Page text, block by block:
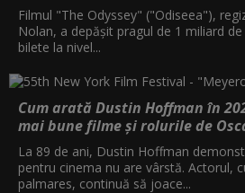
Filmul "The Odyssey" ("Odiseea"),
Nolan, a depăşit pragul de 1 miliard
bilete la nivel...
Cum arată Dustin Hoffman în
mai bune filme și rolurile de
La 89 de ani, Dustin Hoffman
pentru cinema nu are vârstă. Actorul,
palmares, continuă să joace...